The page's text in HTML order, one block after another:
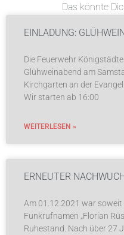
Das könnte
EINLADUNG:
Die Feuerwehr
Glühweinabend am
Kirchgarten an der
Wir starten ab 16:00
WEITERLESEN »
ERNEUTER
Am 01.12.2021 war
Funkrufnamen „Florian
Ruhestand. Nach über 27